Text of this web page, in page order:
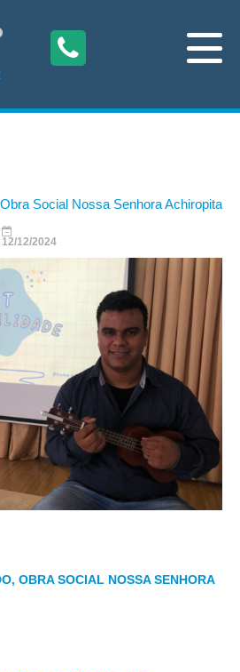
Social Nossa Senhora Achiropita
12/12/2024
OBRA SOCIAL NOSSA SENHORA